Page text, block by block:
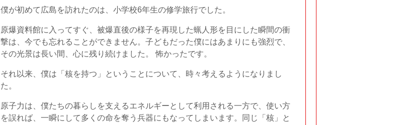
僕が初めて広島を訪れたのは、小学校6年生の修学旅行でした。
原爆資料館に入ってすぐ、被爆直後の様子を再現した蝋人形を目にした瞬間の衝
撃は、今でも忘れることができません。子どもだった僕にはあまりにも強烈で、
その光景は長い間、心に残り続けました。 怖かったです。
それ以来、僕は「核を持つ」ということについて、時々考えるようになりまし
た。
原子力は、僕たちの暮らしを支えるエネルギーとして利用される一方で、使い方
を誤れば、一瞬にして多くの命を奪う兵器にもなってしまいます。同じ「核」と